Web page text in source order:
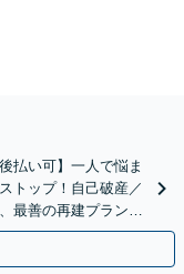
払い可】一人で悩ま
トップ！自己破産／
最善の再建プランを